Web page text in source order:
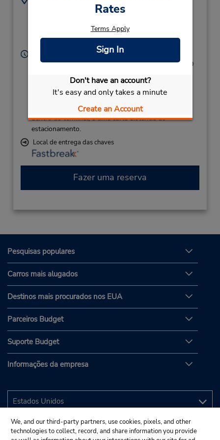
Rates
Terms Apply
Sign In
Don't have an account?
It's easy and only takes a minute
Create an Account
6700 McKennon Blvd -
72903,
United States
Corporate
Horário de funcionamento:
Sun - Mon 9:30 AM - 8:00 PM and 11:30 PM - 12:00
AM; Tue 9:30 AM - 5:00 PM and 11:30 PM - 12:00
AM; Wed - Sat 9:30 AM - 8:00 PM and 11:30 PM -
12:00 AM
Caso esteja vindo de avião, o balcão de locação está
dentro do terminal, a uma curta distância do
estacionamento.
Local de entrega das chaves
Fazer uma reserva
Pesquisas populares
Carros mais alugados
Destinos mais procurados nos EUA
Parceiros Budget
Suporte Budget
Informações da empresa
We, and our third-party partners, use cookies, pixels, and other
technologies to collect, record, and share information you provide